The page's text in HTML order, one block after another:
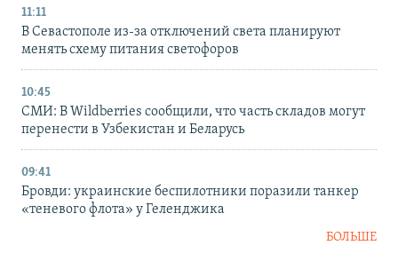
11:11
В Севастополе из-за отключений света планируют
менять схему питания светофоров
10:45
СМИ: В Wildberries сообщили, что часть складов могут
перенести в Узбекистан и Беларусь
09:41
Бровди: украинские беспилотники поразили танкер
«теневого флота» у Геленджика
БОЛЬШЕ